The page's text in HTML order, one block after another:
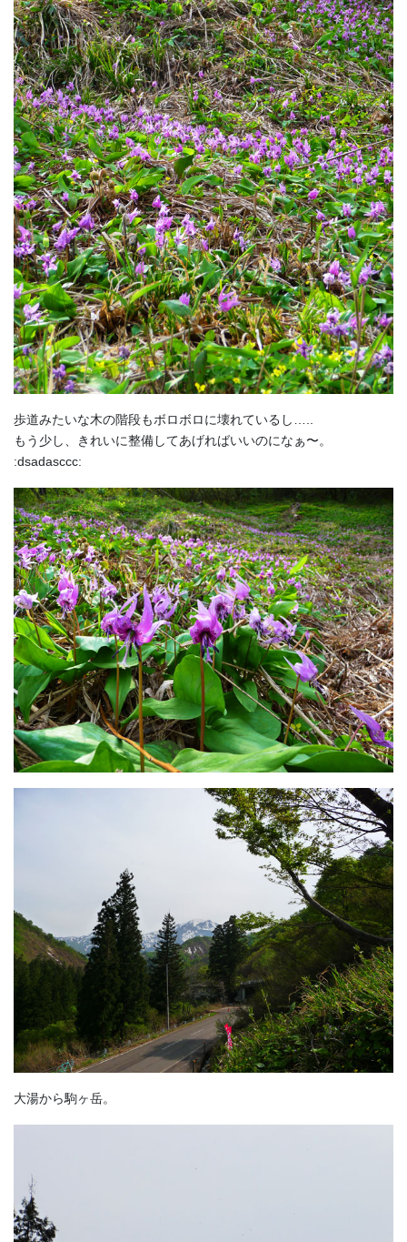
歩道みたいな木の階段もボロボロに壊れているし…..
もう少し、きれいに整備してあげればいいのになぁ〜。
:dsadasccc:
大湯から駒ヶ岳。